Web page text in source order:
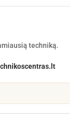
techniką.